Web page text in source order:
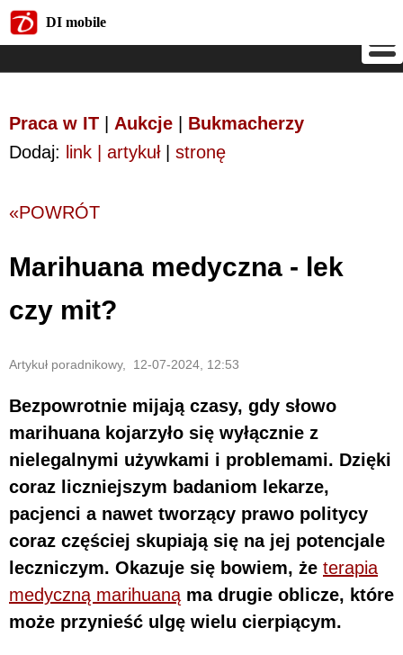
DI mobile
Praca w IT Aukcje
Bukmacherzy
Dodaj: link | artykuł| stronę
«POWRÓT
Marihuana medyczna - lek
czy mit?
Artykuł poradnikowy, 12-07-2024, 12:53
Bezpowrotnie mijają czasy, gdy słowo
marihuana kojarzyło się wyłącznie z
nielegalnymi używkami i problemami. Dzięki
coraz liczniejszym badaniom lekarze,
pacjenci a nawet tworzący prawo politycy
coraz częściej skupiają się na jej potencjale
leczniczym. Okazuje się bowiem, że terapia
medyczną marihuaną ma drugie oblicze, które
może przynieść ulgę wielu cierpiącym.
DI mobile